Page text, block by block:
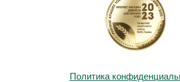
Политика